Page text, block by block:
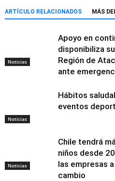
ARTÍCULO RELACIONADOS MÁS
Noticias
Apoyo en
disponibiliza
Región de
ante
Noticias
Hábitos
eventos
Noticias
Chile tendrá
niños desde
las empresas
cambio